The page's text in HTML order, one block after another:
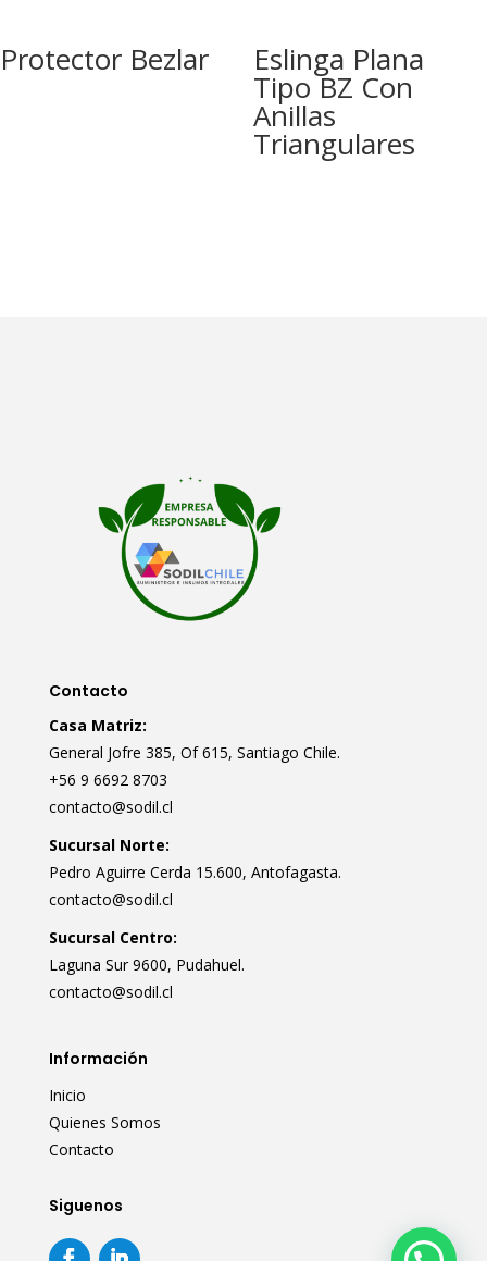
Protector Bezlar Eslinga Plana
Tipo BZ Con
Anillas
Triangulares
Contacto
Casa Matriz:
General Jofre 385, Of 615, Santiago Chile.
+56 9 6692 8703
contacto@sodil.cl
Sucursal Norte:
Pedro Aguirre Cerda 15.600, Antofagasta.
contacto@sodil.cl
Sucursal Centro:
Laguna Sur 9600, Pudahuel.
contacto@sodil.cl
Información
Inicio
Quienes Somos
Contacto
Siguenos